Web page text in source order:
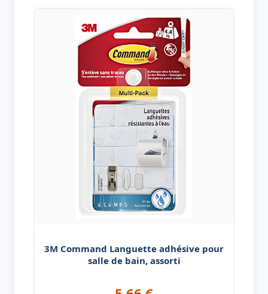
3M Command Languette adhésive pour
salle de bain, assorti